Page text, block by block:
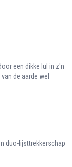
een dikke lul in z'n
de aarde wel
duo-lijsttrekkerschap